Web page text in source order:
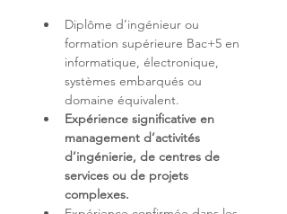
Diplôme d’ingénieur ou
formation supérieure Bac+5 en
informatique, électronique,
systèmes embarqués ou
Expérience significative en
management d’activités
d’ingénierie, de centres de
services ou de projets
complexes.